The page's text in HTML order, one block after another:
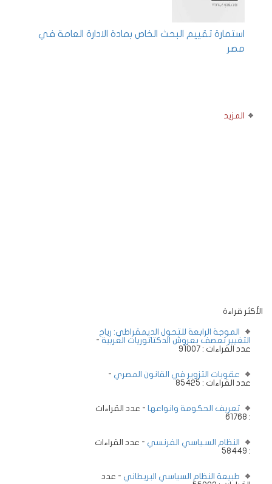
استمارة تقييم البحث الخاص بمادة الادارة العامة في
مصر
المزيد
الأكثر قراءة
الموجة الرابعة للتحول الديمقراطي: رياح
التغيير تعصف بعروش الدكتاتوريات العربية -
عدد القراءات : 91007
عقوبات التزوير في القانون المصري -
عدد القراءات : 85425
تعريف الحكومة وانواعها - عدد القراءات
: 61768
النظام السـياسي الفرنسي - عدد القراءات
: 58449
طبيعة النظام السياسي البريطاني - عدد